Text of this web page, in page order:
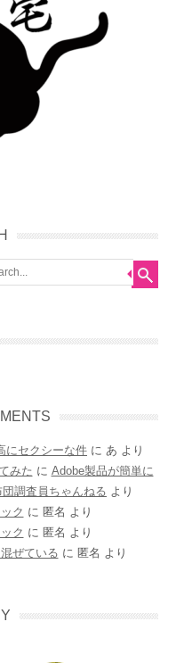
にセクシーな件 に あ より
みた に Adobe製品が簡単に
調査員ちゃんねる より
ク に 匿名 より
ク に 匿名 より
ぜている に 匿名 より